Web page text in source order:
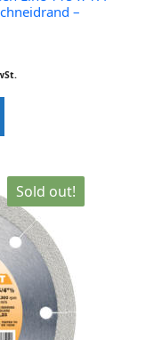
–
Sold out!